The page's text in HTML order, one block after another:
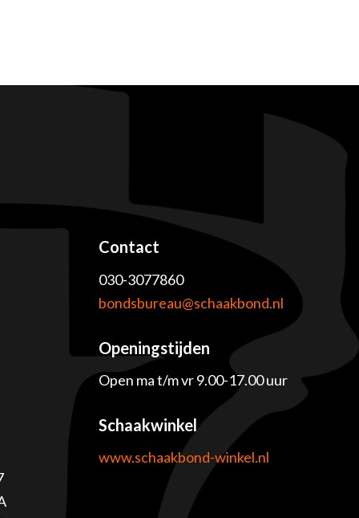
Contact
030-3077860
bondsbureau@schaakbond.nl
Openingstijden
Open ma t/m vr 9.00-17.00 uur
Schaakwinkel
www.schaakbond-winkel.nl